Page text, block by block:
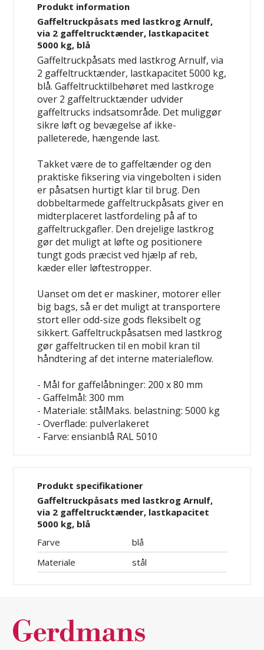
Produkt information
Gaffeltruckpåsats med lastkrog Arnulf,
via 2 gaffeltrucktænder, lastkapacitet
5000 kg, blå
Gaffeltruckpåsats med lastkrog Arnulf, via
2 gaffeltrucktænder, lastkapacitet 5000 kg,
blå. Gaffeltrucktilbehøret med lastkroge
over 2 gaffeltrucktænder udvider
gaffeltrucks indsatsområde. Det muliggør
sikre løft og bevægelse af ikke-
palleterede, hængende last.
Takket være de to gaffeltænder og den
praktiske fiksering via vingebolten i siden
er påsatsen hurtigt klar til brug. Den
dobbeltarmede gaffeltruckpåsats giver en
midterplaceret lastfordeling på af to
gaffeltruckgafler. Den drejelige lastkrog
gør det muligt at løfte og positionere
tungt gods præcist ved hjælp af reb,
kæder eller løftestropper.
Uanset om det er maskiner, motorer eller
big bags, så er det muligt at transportere
stort eller odd-size gods fleksibelt og
sikkert. Gaffeltruckpåsatsen med lastkrog
gør gaffeltrucken til en mobil kran til
håndtering af det interne materialeflow.
- Mål for gaffelåbninger: 200 x 80 mm
- Gaffelmål: 300 mm
- Materiale: stålMaks. belastning: 5000 kg
- Overflade: pulverlakeret
- Farve: ensianblå RAL 5010
Produkt specifikationer
Gaffeltruckpåsats med lastkrog Arnulf,
via 2 gaffeltrucktænder, lastkapacitet
5000 kg, blå
Farve
blå
Materiale
stål